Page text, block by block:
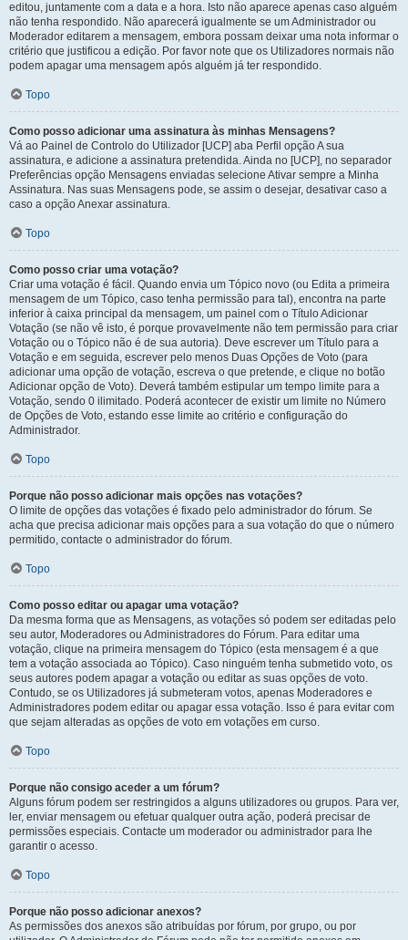
editou, juntamente com a data e a hora. Isto não aparece apenas caso alguém
não tenha respondido. Não aparecerá igualmente se um Administrador ou
Moderador editarem a mensagem, embora possam deixar uma nota informar o
critério que justificou a edição. Por favor note que os Utilizadores normais não
podem apagar uma mensagem após alguém já ter respondido.
Topo
Como posso adicionar uma assinatura às minhas Mensagens?
Vá ao Painel de Controlo do Utilizador [UCP] aba Perfil opção A sua
assinatura, e adicione a assinatura pretendida. Ainda no [UCP], no separador
Preferências opção Mensagens enviadas selecione Ativar sempre a Minha
Assinatura. Nas suas Mensagens pode, se assim o desejar, desativar caso a
caso a opção Anexar assinatura.
Topo
Como posso criar uma votação?
Criar uma votação é fácil. Quando envia um Tópico novo (ou Edita a primeira
mensagem de um Tópico, caso tenha permissão para tal), encontra na parte
inferior à caixa principal da mensagem, um painel com o Título Adicionar
Votação (se não vê isto, é porque provavelmente não tem permissão para criar
Votação ou o Tópico não é de sua autoria). Deve escrever um Título para a
Votação e em seguida, escrever pelo menos Duas Opções de Voto (para
adicionar uma opção de votação, escreva o que pretende, e clique no botão
Adicionar opção de Voto). Deverá também estipular um tempo limite para a
Votação, sendo 0 ilimitado. Poderá acontecer de existir um limite no Número
de Opções de Voto, estando esse limite ao critério e configuração do
Administrador.
Topo
Porque não posso adicionar mais opções nas votações?
O limite de opções das votações é fixado pelo administrador do fórum. Se
acha que precisa adicionar mais opções para a sua votação do que o número
permitido, contacte o administrador do fórum.
Topo
Como posso editar ou apagar uma votação?
Da mesma forma que as Mensagens, as votações só podem ser editadas pelo
seu autor, Moderadores ou Administradores do Fórum. Para editar uma
votação, clique na primeira mensagem do Tópico (esta mensagem é a que
tem a votação associada ao Tópico). Caso ninguém tenha submetido voto, os
seus autores podem apagar a votação ou editar as suas opções de voto.
Contudo, se os Utilizadores já submeteram votos, apenas Moderadores e
Administradores podem editar ou apagar essa votação. Isso é para evitar com
que sejam alteradas as opções de voto em votações em curso.
Topo
Porque não consigo aceder a um fórum?
Alguns fórum podem ser restringidos a alguns utilizadores ou grupos. Para ver,
ler, enviar mensagem ou efetuar qualquer outra ação, poderá precisar de
permissões especiais. Contacte um moderador ou administrador para lhe
garantir o acesso.
Topo
Porque não posso adicionar anexos?
As permissões dos anexos são atribuídas por fórum, por grupo, ou por